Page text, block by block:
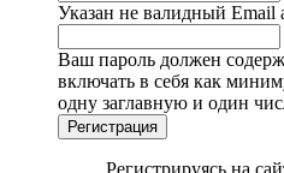
Указан не валидный Email
Ваш пароль должен
включать в себя как
одну заглавную и один
Регистрация
Регистрируясь на